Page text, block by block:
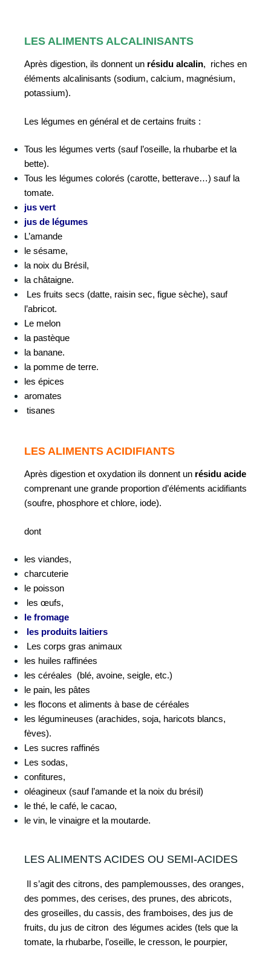
LES ALIMENTS ALCALINISANTS
Après digestion, ils donnent un résidu alcalin, riches en
éléments alcalinisants (sodium, calcium, magnésium,
potassium).
Les légumes en général et de certains fruits :
Tous les légumes verts (sauf l’oseille, la rhubarbe et la
bette).
Tous les légumes colorés (carotte, betterave…) sauf la
tomate.
jus vert
jus de légumes
L’amande
le sésame,
la noix du Brésil,
la châtaigne.
Les fruits secs (datte, raisin sec, figue sèche), sauf
l’abricot.
Le melon
la pastèque
la banane.
la pomme de terre.
les épices
aromates
tisanes
LES ALIMENTS ACIDIFIANTS
Après digestion et oxydation ils donnent un résidu acide
comprenant une grande proportion d’éléments acidifiants
(soufre, phosphore et chlore, iode).
dont
les viandes,
charcuterie
le poisson
les œufs,
le fromage
les produits laitiers
Les corps gras animaux
les huiles raffinées
les céréales (blé, avoine, seigle, etc.)
le pain, les pâtes
les flocons et aliments à base de céréales
les légumineuses (arachides, soja, haricots blancs,
fèves).
Les sucres raffinés
Les sodas,
confitures,
oléagineux (sauf l’amande et la noix du brésil)
le thé, le café, le cacao,
le vin, le vinaigre et la moutarde.
LES ALIMENTS ACIDES OU SEMI-ACIDES
Il s’agit des citrons, des pamplemousses, des oranges,
des pommes, des cerises, des prunes, des abricots,
des groseilles, du cassis, des framboises, des jus de
fruits, du jus de citron des légumes acides (tels que la
tomate, la rhubarbe, l’oseille, le cresson, le pourpier,